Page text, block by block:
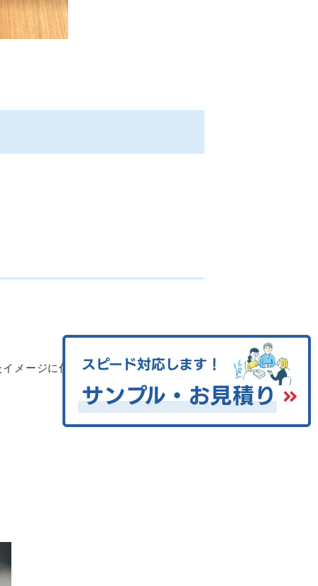
メージに仕上がらなかった経験はあり